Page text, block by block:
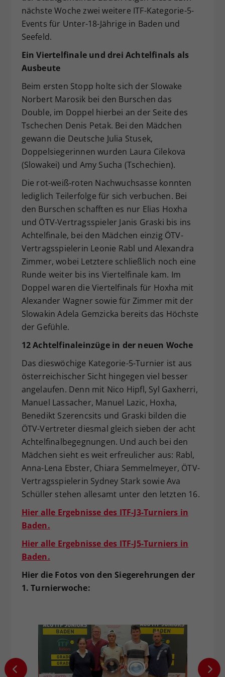
nächste Woche zwei weitere ITF-Kategorie-5-
Events für Unter-18-Jährige in Baden und
Seefeld.
Ein Viertelfinale und drei Achtelfinals als
Ausbeute
Beim ersten Stopp holte sich der Slowake
Norbert Marosik bei den Burschen das
Double, im Doppel hierbei an der Seite des
Tschechen Denis Petak. Bei den Mädchen
gewann die Deutsche Julia Stusek,
Doppelsiegerinnen wurden Laura Cilekova
(Slowakei) und Amy Sucha (Tschechien).
Die rot-weiß-roten Nachwuchsasse konnten
lediglich Teilerfolge für sich verbuchen. Bei
den Burschen schafften es nur Elias Hoxha
und ÖTV-Vertragsspieler Janis Graski bis ins
Achtelfinale, bei den Mädchen einzig ÖTV-
Vertragsspielerin Leonie Rabl und Alexandra
Zimmer, wobei Letztere schließlich noch eine
Runde weiter bis ins Viertelfinale kam. Im
Doppel waren die Viertelfinals für Hoxha mit
Alexander Wagner sowie für Zimmer mit der
Slowakin Adela Gemzicka bereits das Höchste
der Gefühle.
12 Achtelfinaleinzüge in der neuen Woche
Das dieswöchige Kategorie-5-Turnier ist aus
österreichischer Sicht hingegen viel besser
angelaufen. Denn mit Nico Hipfl, Syl Gaxherri,
Manuel Lassacher, Manuel Lazic, Hoxha,
Benedikt Szerencsits und Graski bilden die
ÖTV-Vertreter diesmal gleich sieben der acht
Achtelfinalbegegnungen. Und auch bei den
Mädchen sieht es weit erfreulicher aus: Rabl,
Anna-Lena Ebster, Chiara Semmelmeyer, ÖTV-
Vertragsspielerin Sydney Stark sowie Ava
Schüller stehen allesamt unter den letzten 16.
Hier alle Ergebnisse des ITF-J3-Turniers in
Baden.
Hier alle Ergebnisse des ITF-J5-Turniers in
Baden.
Hier die Fotos von den Siegerehrungen der
1. Turnierwoche:
Dieser Wert speichert Ihre Consent-
Einstellungen. Unter anderem eine
vorgenommen Einstellungen, falls der